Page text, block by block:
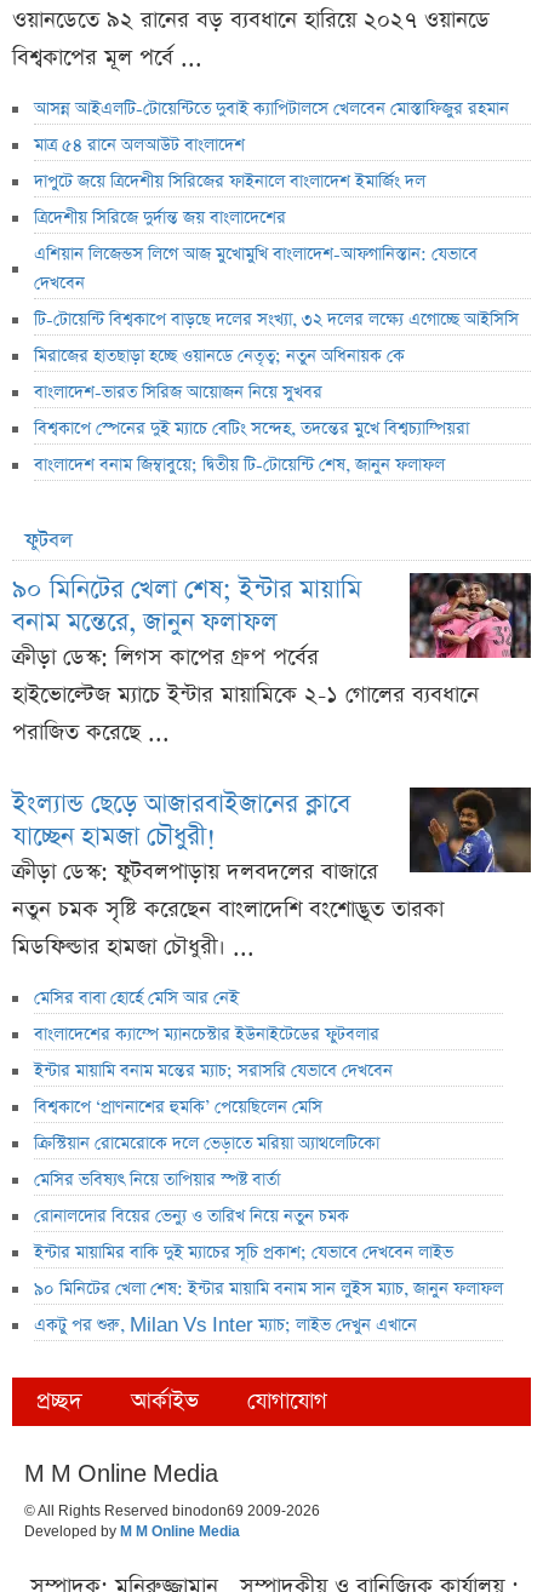
ওয়ানডেতে ৯২ রানের বড় ব্যবধানে হারিয়ে ২০২৭ ওয়ানডে
বিশ্বকাপের মূল পর্বে ...
আসন্ন আইএলটি-টোয়েন্টিতে দুবাই ক্যাপিটালসে খেলবেন মোস্তাফিজুর রহমান
মাত্র ৫৪ রানে অলআউট বাংলাদেশ
দাপুটে জয়ে ত্রিদেশীয় সিরিজের ফাইনালে বাংলাদেশ ইমার্জিং দল
ত্রিদেশীয় সিরিজে দুর্দান্ত জয় বাংলাদেশের
এশিয়ান লিজেন্ডস লিগে আজ মুখোমুখি বাংলাদেশ-আফগানিস্তান: যেভাবে
দেখবেন
টি-টোয়েন্টি বিশ্বকাপে বাড়ছে দলের সংখ্যা, ৩২ দলের লক্ষ্যে এগোচ্ছে আইসিসি
মিরাজের হাতছাড়া হচ্ছে ওয়ানডে নেতৃত্ব; নতুন অধিনায়ক কে
বাংলাদেশ-ভারত সিরিজ আয়োজন নিয়ে সুখবর
বিশ্বকাপে স্পেনের দুই ম্যাচে বেটিং সন্দেহ, তদন্তের মুখে বিশ্বচ্যাম্পিয়রা
বাংলাদেশ বনাম জিম্বাবুয়ে; দ্বিতীয় টি-টোয়েন্টি শেষ, জানুন ফলাফল
ফুটবল
৯০ মিনিটের খেলা শেষ; ইন্টার মায়ামি
বনাম মন্তেরে, জানুন ফলাফল
ক্রীড়া ডেস্ক: লিগস কাপের গ্রুপ পর্বের
হাইভোল্টেজ ম্যাচে ইন্টার মায়ামিকে ২-১ গোলের ব্যবধানে
পরাজিত করেছে ...
ইংল্যান্ড ছেড়ে আজারবাইজানের ক্লাবে
যাচ্ছেন হামজা চৌধুরী!
ক্রীড়া ডেস্ক: ফুটবলপাড়ায় দলবদলের বাজারে
নতুন চমক সৃষ্টি করেছেন বাংলাদেশি বংশোদ্ভূত তারকা
মিডফিল্ডার হামজা চৌধুরী। ...
মেসির বাবা হোর্হে মেসি আর নেই
বাংলাদেশের ক্যাম্পে ম্যানচেস্টার ইউনাইটেডের ফুটবলার
ইন্টার মায়ামি বনাম মন্তের ম্যাচ; সরাসরি যেভাবে দেখবেন
বিশ্বকাপে ‘প্রাণনাশের হুমকি’ পেয়েছিলেন মেসি
ক্রিস্টিয়ান রোমেরোকে দলে ভেড়াতে মরিয়া অ্যাথলেটিকো
মেসির ভবিষ্যৎ নিয়ে তাপিয়ার স্পষ্ট বার্তা
রোনালদোর বিয়ের ভেন্যু ও তারিখ নিয়ে নতুন চমক
ইন্টার মায়ামির বাকি দুই ম্যাচের সূচি প্রকাশ; যেভাবে দেখবেন লাইভ
৯০ মিনিটের খেলা শেষ: ইন্টার মায়ামি বনাম সান লুইস ম্যাচ, জানুন ফলাফল
একটু পর শুরু, Milan Vs Inter ম্যাচ; লাইভ দেখুন এখানে
প্রচ্ছদ আর্কাইভ যোগাযোগ
M M Online Media
© All Rights Reserved binodon69 2009-2026
Developed by M M Online Media